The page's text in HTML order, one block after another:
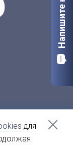
Напишите нам
для